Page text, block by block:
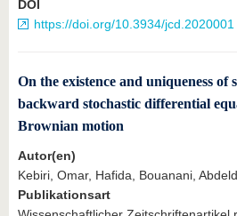
DOI
https://doi.org/10.3934/jcd.2020001
On the existence and uniqueness
backward stochastic differential
Brownian motion
Autor(en)
Kebiri, Omar, Hafida, Bouanani,
Publikationsart